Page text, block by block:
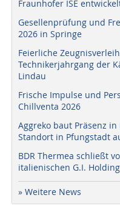
Fraunhofer ISE
Gesellenprüfung und
2026 in Springe
Feierliche
Technikerjahrgang der
Lindau
Frische Impulse und
Chillventa 2026
Aggreko baut Präsenz
Standort in Pfungstadt
BDR Thermea schließt
italienischen G.I.
» Weitere News